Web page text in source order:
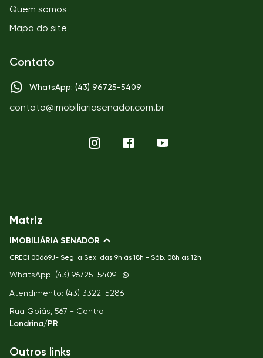
Quem somos
Mapa do site
Contato
WhatsApp: (43) 96725-5409
contato@imobiliariasenador.com.br
Matriz
IMOBILIÁRIA SENADOR
CRECI 00669J- Seg. a Sex. das 9h às 18h - Sáb. 08h as 12h
WhatsApp: (43) 96725-5409
Atendimento: (43) 3322-5286
Rua Goiás, 567 - Centro
Londrina/PR
Outros links